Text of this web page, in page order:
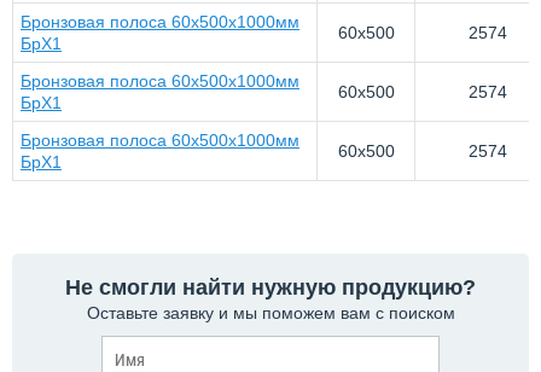
Бронзовая полоса 60x500x1000мм
БрХ1
60x500 2574
Бронзовая полоса 60x500x1000мм
БрХ1
60x500 2574
Бронзовая полоса 60x500x1000мм
БрХ1
60x500 2574
Не смогли найти нужную продукцию?
Оставьте заявку и мы поможем вам с поиском